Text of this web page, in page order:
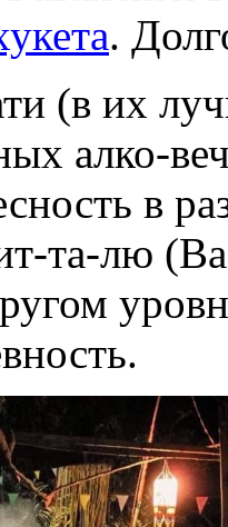
.
(в их
алко-
в
та-лю